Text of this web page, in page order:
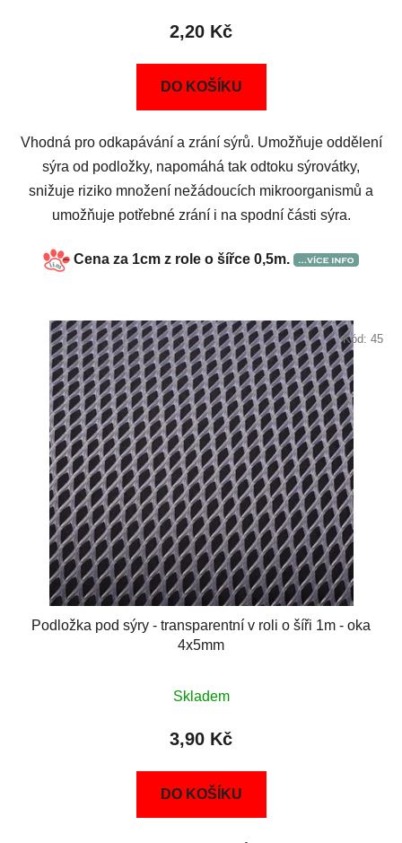
2,20 Kč
DO KOŠÍKU
Vhodná pro odkapávání a zrání sýrů. Umožňuje oddělení
sýra od podložky, napomáhá tak odtoku sýrovátky,
snižuje riziko množení nežádoucích mikroorganismů a
umožňuje potřebné zrání i na spodní části sýra.
Cena za 1cm z role o šířce 0,5m.
Podložka pod sýry - transparentní v roli o šíři 1m - oka
4x5mm
Skladem
3,90 Kč
DO KOŠÍKU
Kód: 45